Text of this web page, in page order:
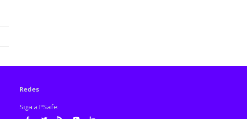
Redes
Siga a PSafe: